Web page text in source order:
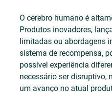
O cérebro humano é
Produtos inovadores,
limitadas ou abordagens
sistema de recompensa,
possível experiência
necessário ser disruptivo,
um avanço no atual